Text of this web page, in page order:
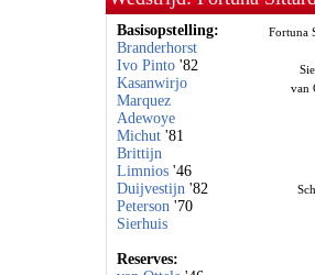
Basisopstelling:
Branderhorst
Ivo Pinto'82
Kasanwirjo
Marquez
Adewoye
Michut'81
Brittijn
Limnios'46
Duijvestijn'82
Peterson'70
Sierhuis
Reserves:
Fortuna
van